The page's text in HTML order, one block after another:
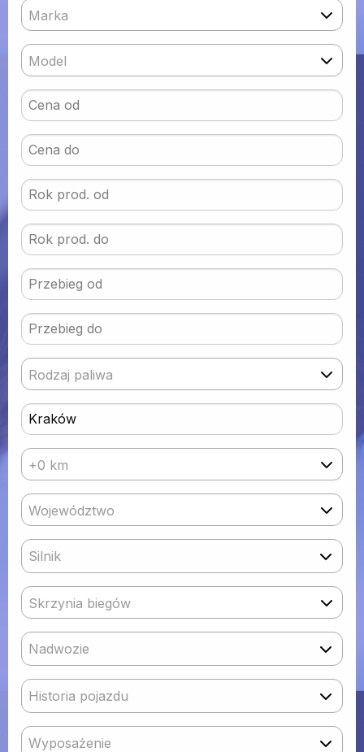
Marka
Model
Rodzaj paliwa
+0 km
Województwo
Silnik
Skrzynia biegów
Nadwozie
Historia pojazdu
Wyposażenie